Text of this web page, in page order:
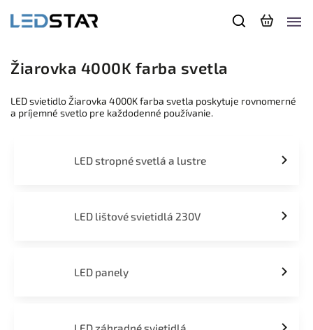
Žiarovka 4000K farba svetla
LED svietidlo Žiarovka 4000K farba svetla poskytuje rovnomerné
a príjemné svetlo pre každodenné používanie.
LED stropné svetlá a lustre
LED lištové svietidlá 230V
LED panely